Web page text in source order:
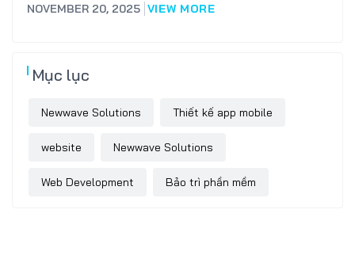
NOVEMBER 20, 2025 VIEW MORE
Mục lục
Newwave Solutions Thiết kế app mobile
website Newwave Solutions
Web Development Bảo trì phần mềm